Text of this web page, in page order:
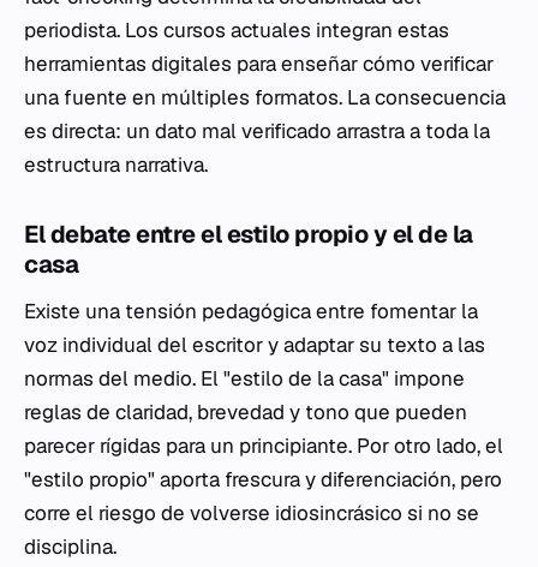
periodista. Los cursos actuales integran estas
herramientas digitales para enseñar cómo verificar
una fuente en múltiples formatos. La consecuencia
es directa: un dato mal verificado arrastra a toda la
estructura narrativa.
El debate entre el estilo propio y el de la
casa
Existe una tensión pedagógica entre fomentar la
voz individual del escritor y adaptar su texto a las
normas del medio. El "estilo de la casa" impone
reglas de claridad, brevedad y tono que pueden
parecer rígidas para un principiante. Por otro lado, el
"estilo propio" aporta frescura y diferenciación, pero
corre el riesgo de volverse idiosincrásico si no se
disciplina.